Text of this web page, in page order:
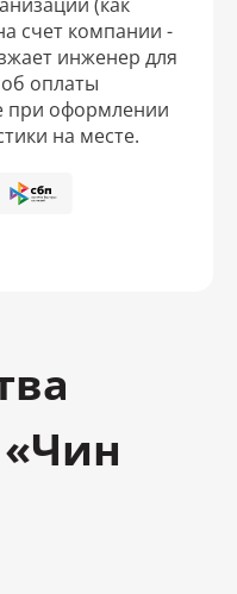
счет компании -
инженер для
оплаты
при оформлении
на месте.